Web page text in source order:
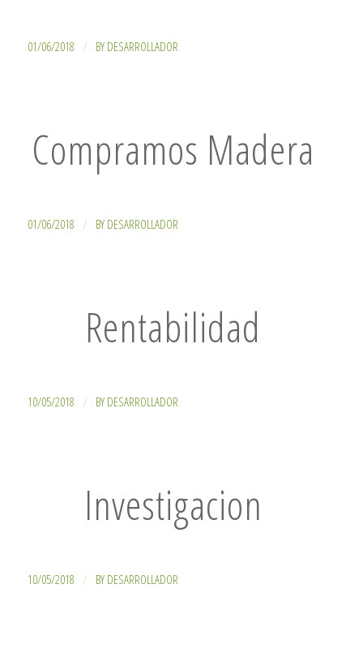
01/06/2018 / BY DESARROLLADOR
Compramos Madera
01/06/2018 / BY DESARROLLADOR
Rentabilidad
10/05/2018 / BY DESARROLLADOR
Investigacion
10/05/2018 / BY DESARROLLADOR